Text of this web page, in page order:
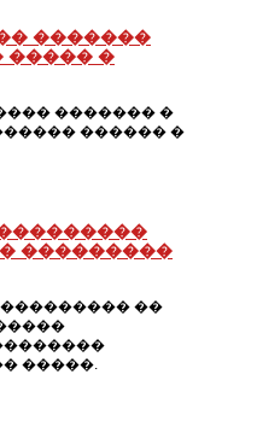
�������
����� �
������� �
������ �
���������
��
�����.